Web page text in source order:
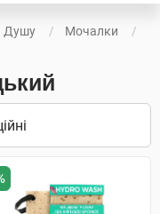
Душу
Мочалки